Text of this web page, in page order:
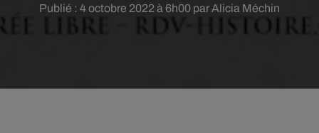
Publié : 4 octobre 2022 à 6h00 par Alicia Méchin